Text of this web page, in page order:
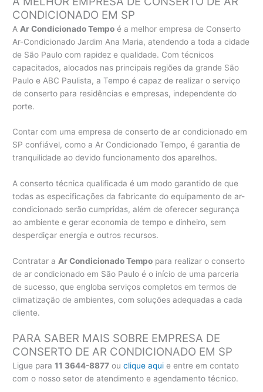
CONDICIONADO EM SP
A Ar Condicionado Tempo é a melhor empresa de Conserto
Ar-Condicionado Jardim Ana Maria, atendendo a toda a cidade
de São Paulo com rapidez e qualidade. Com técnicos
capacitados, alocados nas principais regiões da grande São
Paulo e ABC Paulista, a Tempo é capaz de realizar o serviço
de conserto para residências e empresas, independente do
porte.
Contar com uma empresa de conserto de ar condicionado em
SP confiável, como a Ar Condicionado Tempo, é garantia de
tranquilidade ao devido funcionamento dos aparelhos.
A conserto técnica qualificada é um modo garantido de que
todas as especificações da fabricante do equipamento de ar-
condicionado serão cumpridas, além de oferecer segurança
ao ambiente e gerar economia de tempo e dinheiro, sem
desperdiçar energia e outros recursos.
Contratar a Ar Condicionado Tempo para realizar o conserto
de ar condicionado em São Paulo é o início de uma parceria
de sucesso, que engloba serviços completos em termos de
climatização de ambientes, com soluções adequadas a cada
cliente.
PARA SABER MAIS SOBRE EMPRESA DE
CONSERTO DE AR CONDICIONADO EM SP
Ligue para11 3644-8877 ouclique aqui e entre em contato
com o nosso setor de atendimento e agendamento técnico.